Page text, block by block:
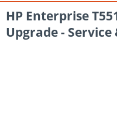
HP Enterprise
Upgrade -